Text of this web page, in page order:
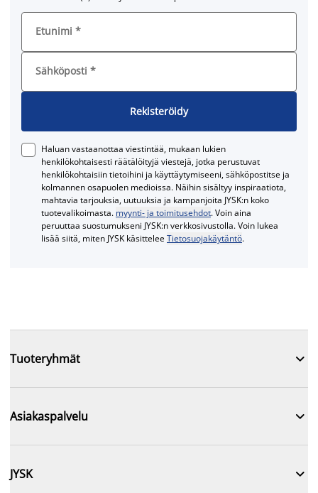
Etunimi *
Sähköposti *
Rekisteröidy
Haluan vastaanottaa viestintää, mukaan lukien
henkilökohtaisesti räätälöityjä viestejä, jotka perustuvat
henkilökohtaisiin tietoihini ja käyttäytymiseeni, sähköpostitse ja
kolmannen osapuolen medioissa. Näihin sisältyy inspiraatiota,
mahtavia tarjouksia, uutuuksia ja kampanjoita JYSK:n koko
tuotevalikoimasta. myynti- ja toimitusehdot. Voin aina
peruuttaa suostumukseni JYSK:n verkkosivustolla. Voin lukea
lisää siitä, miten JYSK käsitteleeTietosuojakäytäntö.
Tuoteryhmät 
Asiakaspalvelu 
JYSK 